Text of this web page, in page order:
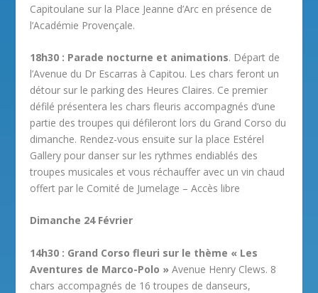
Capitoulane sur la Place Jeanne d’Arc en présence de
l’Académie Provençale.
18h30 : Parade nocturne et animations. Départ de
l’Avenue du Dr Escarras à Capitou. Les chars feront un
détour sur le parking des Heures Claires. Ce premier
défilé présentera les chars fleuris accompagnés d’une
partie des troupes qui défileront lors du Grand Corso du
dimanche. Rendez-vous ensuite sur la place Estérel
Gallery pour danser sur les rythmes endiablés des
troupes musicales et vous réchauffer avec un vin chaud
offert par le Comité de Jumelage – Accès libre
Dimanche 24 Février
14h30 : Grand Corso fleuri sur le thème « Les
Aventures de Marco-Polo »Avenue Henry Clews. 8
chars accompagnés de 16 troupes de danseurs,